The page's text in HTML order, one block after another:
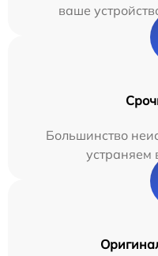
ваше
Большинство
устраняем